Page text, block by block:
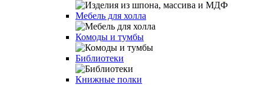
Мебель для холла
Комоды и тумбы
Библиотеки
Книжные полки